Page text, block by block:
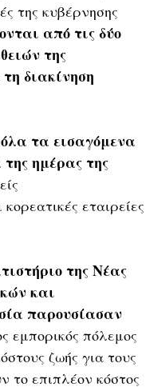
της κυβέρνησης
από τις δύο
της
διακίνηση
τα εισαγόμενα
ημέρας της
εταιρείες
της Νέας
και
παρουσίασαν
εμπορικός πόλεμος
ζωής για τους
το επιπλέον κόστος